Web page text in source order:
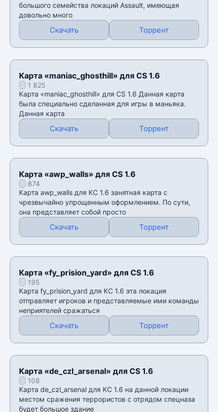
большого семейства локаций Assault, имеющая
довольно много
Скачать Торрент
Карта «maniac_ghosthill» для CS 1.6
1 825
Карта «maniac_ghosthill» для CS 1.6 Данная карта
была специально сделанная для игры в маньяка.
Данная карта
Скачать Торрент
Карта «awp_walls» для CS 1.6
874
Карта awp_walls для КС 1.6 занятная карта с
чрезвычайно упрощенным оформлением. По сути,
она представляет собой просто
Скачать Торрент
Карта «fy_prision_yard» для CS 1.6
195
Карта fy_prision_yard для КС 1.6 эта локация
отправляет игроков и представляемые ими команды
неприятелей сражаться
Скачать Торрент
Карта «de_czl_arsenal» для CS 1.6
108
Карта de_czl_arsenal для КС 1.6 на данной локации
местом сражения террористов с отрядом спецназа
будет большое здание